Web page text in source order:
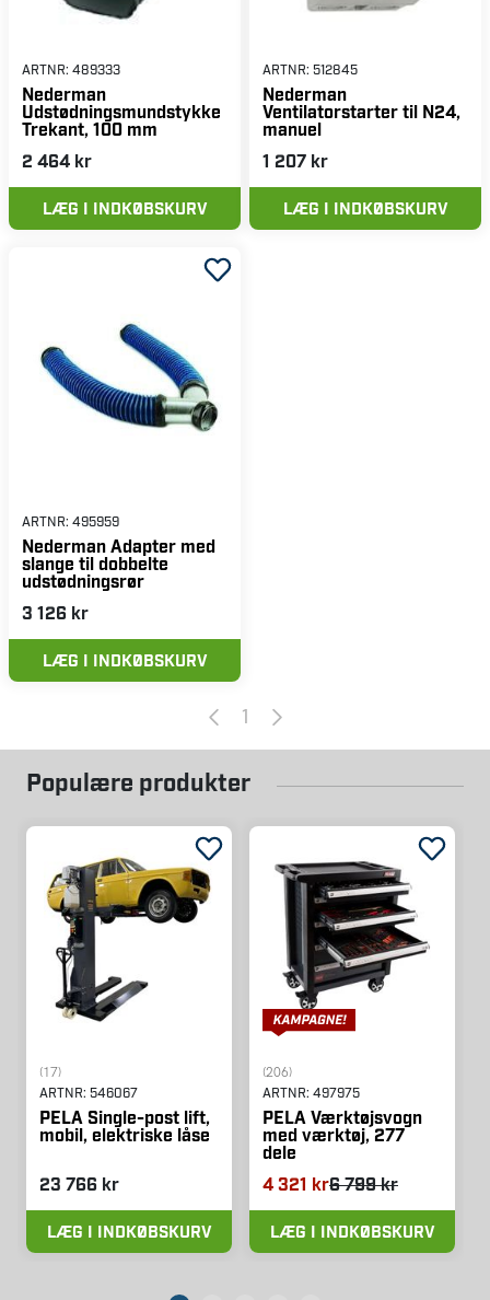
ARTNR: 489333
Nederman
Udstødningsmundstykke
Trekant, 100 mm
2 464 kr
LÆG I INDKØBSKURV
ARTNR: 512845
Nederman
Ventilatorstarter til N24,
manuel
1 207 kr
LÆG I INDKØBSKURV
ARTNR: 495959
Nederman Adapter med
slange til dobbelte
udstødningsrør
3 126 kr
LÆG I INDKØBSKURV
1
Populære produkter
(17)
ARTNR: 546067
PELA Single-post lift,
mobil, elektriske låse
23 766 kr
LÆG I INDKØBSKURV
(206)
ARTNR: 497975
PELA Værktøjsvogn
med værktøj, 277
dele
4 321 kr6 799 kr
LÆG I INDKØBSKURV